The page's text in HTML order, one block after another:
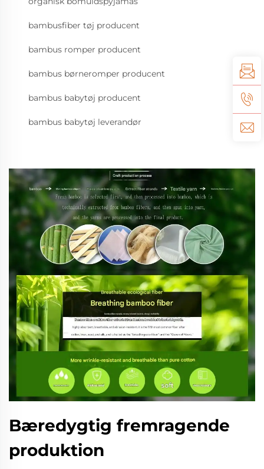
bambusfiber tøj producent
bambus romper producent
bambus børneromper producent
bambus babytøj producent
bambus babytøj leverandør
Bæredygtig fremragende
produktion